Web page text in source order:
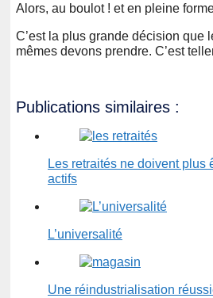
Alors, au boulot ! et en pleine
C’est la plus grande décision que
mêmes devons prendre. C’est
Publications similaires :
Les retraités ne doivent plus
actifs
L’universalité
Une réindustrialisation